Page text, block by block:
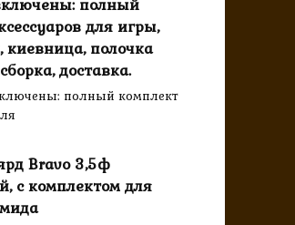
для игры,
киевница, полочка
доставка.
полный комплект
Bravo 3,5ф
с комплектом для